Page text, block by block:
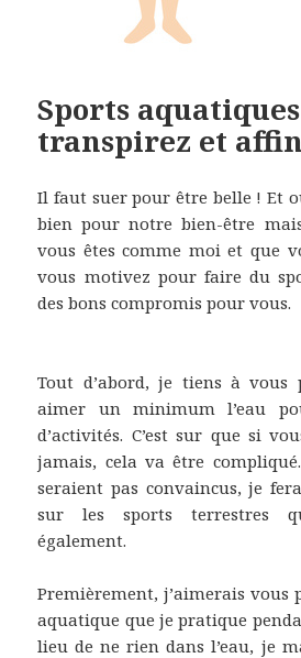
Sports
transpirez et
Il faut suer pour être belle ! Et
bien pour notre bien-être
vous êtes comme moi et que
vous motivez pour faire du
des bons compromis pour vous.
Tout d’abord, je tiens à vous
aimer un minimum l’eau
d’activités. C’est sur que si
jamais, cela va être
seraient pas convaincus, je
sur les sports terrestres
également.
Premièrement, j’aimerais vous
aquatique que je pratique
lieu de ne rien dans l’eau, je